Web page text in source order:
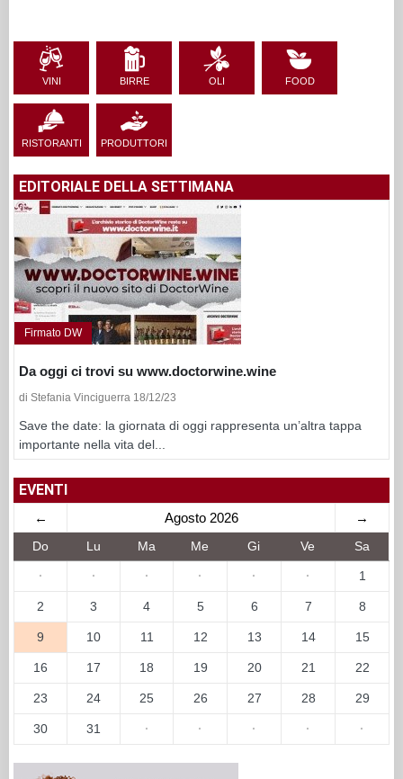
VINI BIRRE OLI FOOD
RISTORANTI PRODUTTORI
EDITORIALE DELLA SETTIMANA
Firmato DW
Da oggi ci trovi su www.doctorwine.wine
di Stefania Vinciguerra 18/12/23
Save the date: la giornata di oggi rappresenta un’altra tappa
importante nella vita del...
EVENTI
← Agosto 2026 →
Do Lu Ma Me Gi Ve Sa
· · · · · · 1
2 3 4 5 6 7 8
9 10 11 12 13 14 15
16 17 18 19 20 21 22
23 24 25 26 27 28 29
30 31 · · · · ·